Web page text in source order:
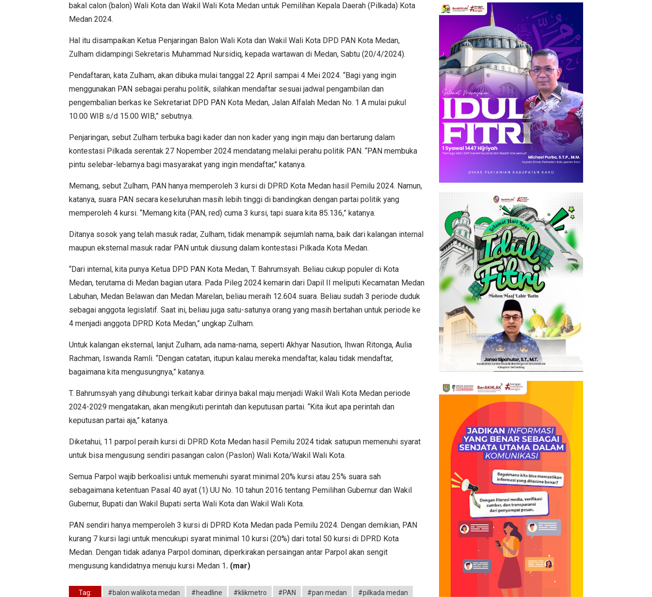
bakal calon (balon) Wali Kota dan Wakil Wali Kota Medan untuk Pemilihan Kepala Daerah (Pilkada) Kota
Medan 2024.
Hal itu disampaikan Ketua Penjaringan Balon Wali Kota dan Wakil Wali Kota DPD PAN Kota Medan,
Zulham didampingi Sekretaris Muhammad Nursidiq, kepada wartawan di Medan, Sabtu (20/4/2024).
Pendaftaran, kata Zulham, akan dibuka mulai tanggal 22 April sampai 4 Mei 2024. “Bagi yang ingin
menggunakan PAN sebagai perahu politik, silahkan mendaftar sesuai jadwal pengambilan dan
pengembalian berkas ke Sekretariat DPD PAN Kota Medan, Jalan Alfalah Medan No. 1 A mulai pukul
10.00 WIB s/d 15.00 WIB,” sebutnya.
Penjaringan, sebut Zulham terbuka bagi kader dan non kader yang ingin maju dan bertarung dalam
kontestasi Pilkada serentak 27 Nopember 2024 mendatang melalui perahu politik PAN. “PAN membuka
pintu selebar-lebarnya bagi masyarakat yang ingin mendaftar," katanya.
Memang, sebut Zulham, PAN hanya memperoleh 3 kursi di DPRD Kota Medan hasil Pemilu 2024. Namun,
katanya, suara PAN secara keseluruhan masih lebih tinggi di bandingkan dengan partai politik yang
memperoleh 4 kursi. “Memang kita (PAN, red) cuma 3 kursi, tapi suara kita 85.136,” katanya.
Ditanya sosok yang telah masuk radar, Zulham, tidak menampik sejumlah nama, baik dari kalangan internal
maupun eksternal masuk radar PAN untuk diusung dalam kontestasi Pilkada Kota Medan.
“Dari internal, kita punya Ketua DPD PAN Kota Medan, T. Bahrumsyah. Beliau cukup populer di Kota
Medan, terutama di Medan bagian utara. Pada Pileg 2024 kemarin dari Dapil II meliputi Kecamatan Medan
Labuhan, Medan Belawan dan Medan Marelan, beliau meraih 12.604 suara. Beliau sudah 3 periode duduk
sebagai anggota legislatif. Saat ini, beliau juga satu-satunya orang yang masih bertahan untuk periode ke
4 menjadi anggota DPRD Kota Medan,” ungkap Zulham.
Untuk kalangan eksternal, lanjut Zulham, ada nama-nama, seperti Akhyar Nasution, Ihwan Ritonga, Aulia
Rachman, Iswanda Ramli. “Dengan catatan, itupun kalau mereka mendaftar, kalau tidak mendaftar,
bagaimana kita mengusungnya,” katanya.
T. Bahrumsyah yang dihubungi terkait kabar dirinya bakal maju menjadi Wakil Wali Kota Medan periode
2024-2029 mengatakan, akan mengikuti perintah dan keputusan partai. “Kita ikut apa perintah dan
keputusan partai aja,” katanya.
Diketahui, 11 parpol peraih kursi di DPRD Kota Medan hasil Pemilu 2024 tidak satupun memenuhi syarat
untuk bisa mengusung sendiri pasangan calon (Paslon) Wali Kota/Wakil Wali Kota.
Semua Parpol wajib berkoalisi untuk memenuhi syarat minimal 20% kursi atau 25% suara sah
sebagaimana ketentuan Pasal 40 ayat (1) UU No. 10 tahun 2016 tentang Pemilihan Gubernur dan Wakil
Gubernur, Bupati dan Wakil Bupati serta Wali Kota dan Wakil Wali Kota.
PAN sendiri hanya memperoleh 3 kursi di DPRD Kota Medan pada Pemilu 2024. Dengan demikian, PAN
kurang 7 kursi lagi untuk mencukupi syarat minimal 10 kursi (20%) dari total 50 kursi di DPRD Kota
Medan. Dengan tidak adanya Parpol dominan, diperkirakan persaingan antar Parpol akan sengit
mengusung kandidatnya menuju kursi Medan 1. (mar)
Tag: #balon walikota medan #headline #klikmetro #PAN #pan medan
#pilkada medan